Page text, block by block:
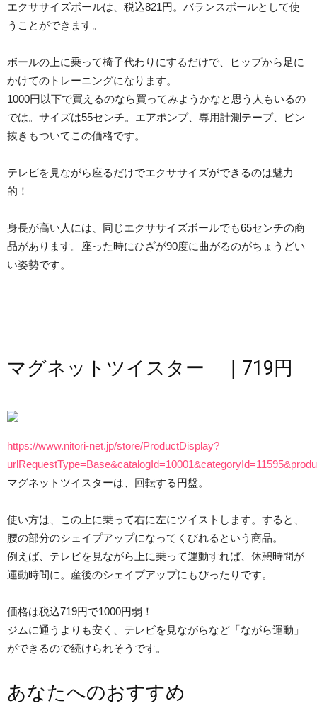
エクササイズボールは、税込821円。バランスボールとして使
うことができます。
ボールの上に乗って椅子代わりにするだけで、ヒップから足に
かけてのトレーニングになります。
1000円以下で買えるのなら買ってみようかなと思う人もいるの
では。サイズは55センチ。エアポンプ、専用計測テープ、ピン
抜きもついてこの価格です。
テレビを見ながら座るだけでエクササイズができるのは魅力
的！
身長が高い人には、同じエクササイズボールでも65センチの商
品があります。座った時にひざが90度に曲がるのがちょうどい
い姿勢です。
マグネットツイスター ｜719円
https://www.nitori-net.jp/store/ProductDisplay?
マグネットツイスターは、回転する円盤。
使い方は、この上に乗って右に左にツイストします。すると、
腰の部分のシェイプアップになってくびれるという商品。
例えば、テレビを見ながら上に乗って運動すれば、休憩時間が
運動時間に。産後のシェイプアップにもぴったりです。
価格は税込719円で1000円弱！
ジムに通うよりも安く、テレビを見ながらなど「ながら運動」
ができるので続けられそうです。
あなたへのおすすめ